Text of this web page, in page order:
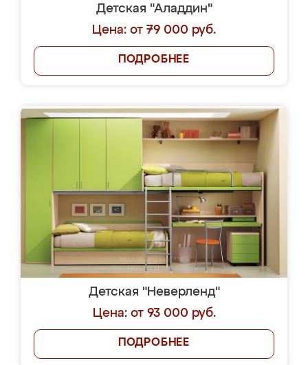
Детская "Аладдин"
Цена: от 79 000 руб.
ПОДРОБНЕЕ
Детская "Неверленд"
Цена: от 93 000 руб.
ПОДРОБНЕЕ